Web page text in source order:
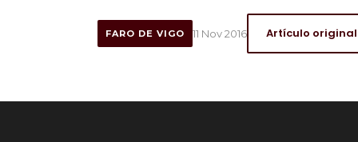
FARO DE VIGO 11 Nov 2016 Artículo